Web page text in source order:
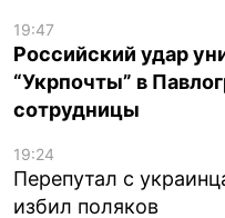
19:47
Российский удар
“Укрпочты” в
сотрудницы
19:24
Перепутал с
избил поляков